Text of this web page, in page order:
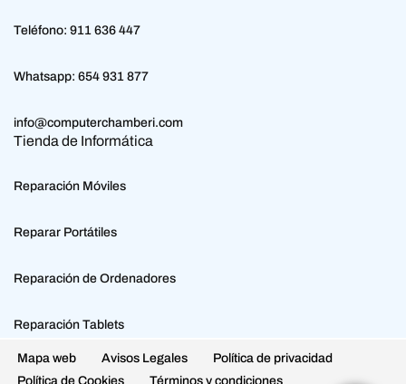
Teléfono: 911 636 447
Whatsapp: 654 931 877
info@computerchamberi.com
Tienda de Informática
Reparación Móviles
Reparar Portátiles
Reparación de Ordenadores
Reparación Tablets
Mapa web Avisos Legales
Política de privacidad
Política de Cookies
Términos y condiciones